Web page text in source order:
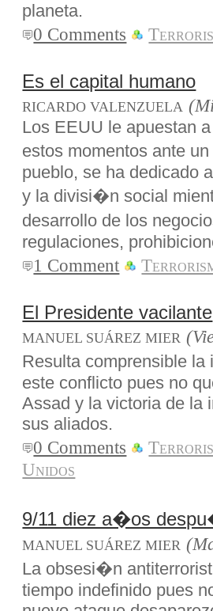
planeta.
0 Comments
Es el capital humano
RICARDO VALENZUELA
Los EEUU le apuestan
estos momentos ante
pueblo, se ha dedicado
y la divisi�n social
desarrollo de los
regulaciones,
1 Comment
El Presidente vacilante
MANUEL SUÁREZ MIER
Resulta comprensible
este conflicto pues no
Assad y la victoria de la
sus aliados.
0 Comments
Unidos
9/11 diez a�os
MANUEL SUÁREZ MIER
La obsesi�n
tiempo indefinido pues